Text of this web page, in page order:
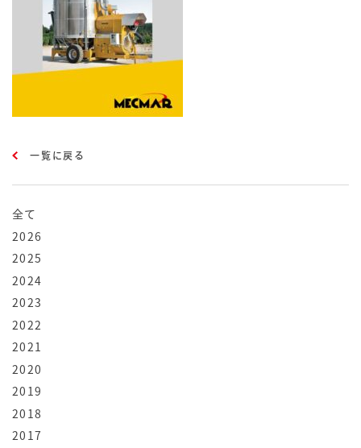
全て
2026
2025
2024
2023
2022
2021
2020
2019
2018
2017
一覧に戻る